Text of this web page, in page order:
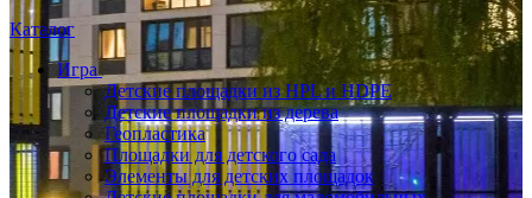
Каталог
Игра
Детские площадки из HPL и HDPE
Детские площадки из дерева
Геопластика
Площадки для детского сада
Элементы для детских площадок